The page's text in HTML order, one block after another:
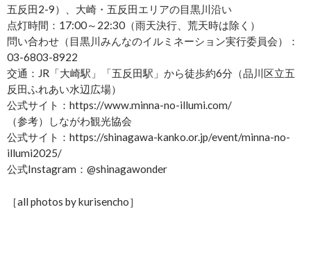
五反田2-9）、大崎・五反田エリアの目黒川沿い
点灯時間：17:00～22:30（雨天決行、荒天時は除く）
問い合わせ（目黒川みんなのイルミネーション実行委員会）：
03-6803-8922
交通：JR「大崎駅」「五反田駅」から徒歩約6分（品川区立五
反田ふれあい水辺広場）
公式サイト：https://www.minna-no-illumi.com/
（参考）しながわ観光協会
公式サイト：https://shinagawa-kanko.or.jp/event/minna-no-
illumi2025/
公式Instagram：@shinagawonder
［all photos by kurisencho］